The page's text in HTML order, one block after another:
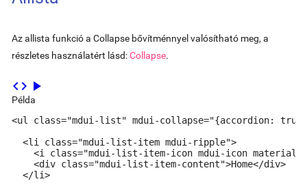
Az allista funkció a Collapse bővítménnyel valósítható meg, a
részletes használatért lásd:Collapse.
code play_arrow
Példa
<ul class="mdui-list" mdui-collapse="{accordion:
  <li class="mdui-list-item mdui-ripple">
<i class="mdui-list-item-icon mdui-icon material-
    <div class="mdui-list-item-content">Home</div>
  </li>